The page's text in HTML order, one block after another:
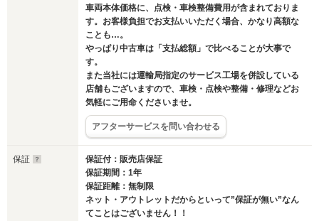
車両本体価格に、点検・車検整備費用が含まれておりま
す。お客様負担でお支払いいただく場合、かなり高額な
ことも…。
やっぱり中古車は「支払総額」で比べることが大事で
す。
また当社には運輸局指定のサービス工場を併設している
店舗もございますので、車検・点検や整備・修理などお
気軽にご用命くださいませ。
アフターサービスを問い合わせる
保証
保証付：販売店保証
保証期間：1年
保証距離：無制限
ネット・アウトレットだからといって”保証が無い”なん
てことはございません！！